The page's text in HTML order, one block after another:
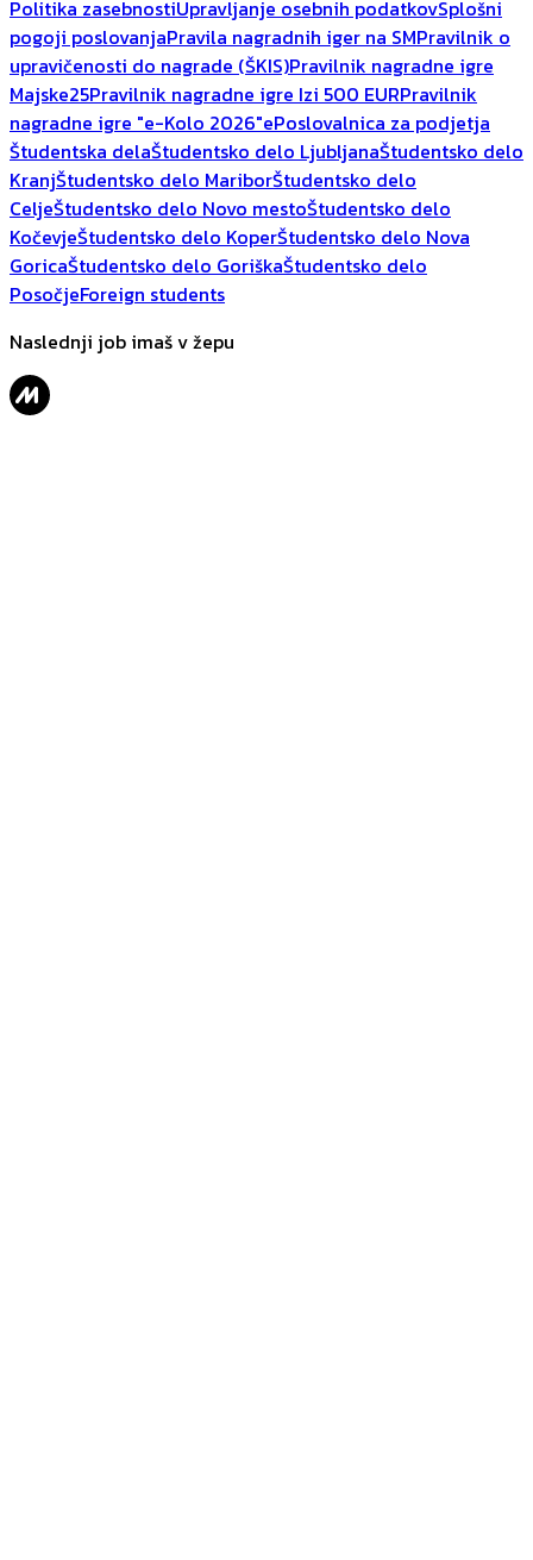
Politika zasebnostiUpravljanje osebnih podatkovSplošni
pogoji poslovanjaPravila nagradnih iger na SMPravilnik o
upravičenosti do nagrade (ŠKIS)Pravilnik nagradne igre
Majske25Pravilnik nagradne igre Izi 500 EURPravilnik
nagradne igre "e-Kolo 2026"ePoslovalnica za podjetja
Študentska delaŠtudentsko delo LjubljanaŠtudentsko delo
KranjŠtudentsko delo MariborŠtudentsko delo
CeljeŠtudentsko delo Novo mestoŠtudentsko delo
KočevjeŠtudentsko delo KoperŠtudentsko delo Nova
GoricaŠtudentsko delo GoriškaŠtudentsko delo
PosočjeForeign students
Naslednji job imaš v žepu